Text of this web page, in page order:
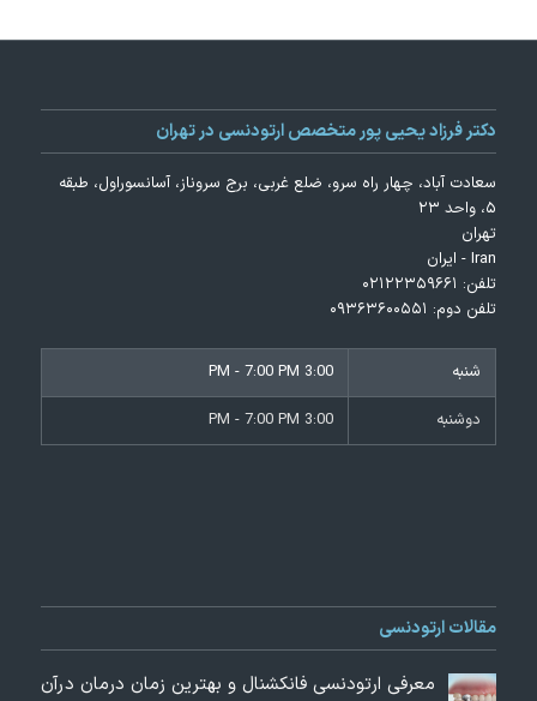
دکتر فرزاد یحیی پور متخصص ارتودنسی در تهران
سعادت آباد، چهار راه سرو، ضلع غربی، برج سروناز، آسانسوراول، طبقه
۵، واحد ۲۳
تهران
Iran - ایران
تلفن: ۰۲۱۲۲۳۵۹۶۶۱
تلفن دوم: ۰۹۳۶۳۶۰۰۵۵۱
شنبه
3:00 PM - 7:00 PM
دوشنبه
3:00 PM - 7:00 PM
مقالات ارتودنسی
معرفی ارتودنسی فانکشنال و بهترین زمان درمان درآن